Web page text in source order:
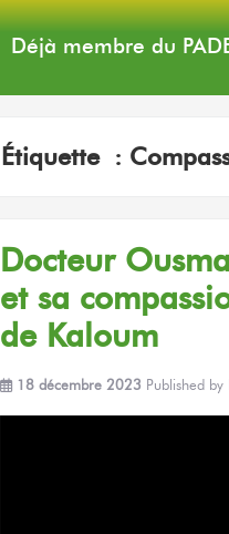
Déjà membre du
Étiquette :
Docteur
et sa
de Kaloum
18 décembre 2023 Published by